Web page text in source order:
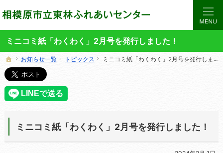
ミニコミ紙「わくわく」2月号を発行しました！
ホーム
お知らせ一覧 トピックス ミニコミ紙「わくわく」2月号を発行しました！
ミニコミ紙「わくわく」2月号を発行しました！
ホーム
お知らせ一覧 トピックス ミニコミ紙「わくわく」2月号を発行しました！